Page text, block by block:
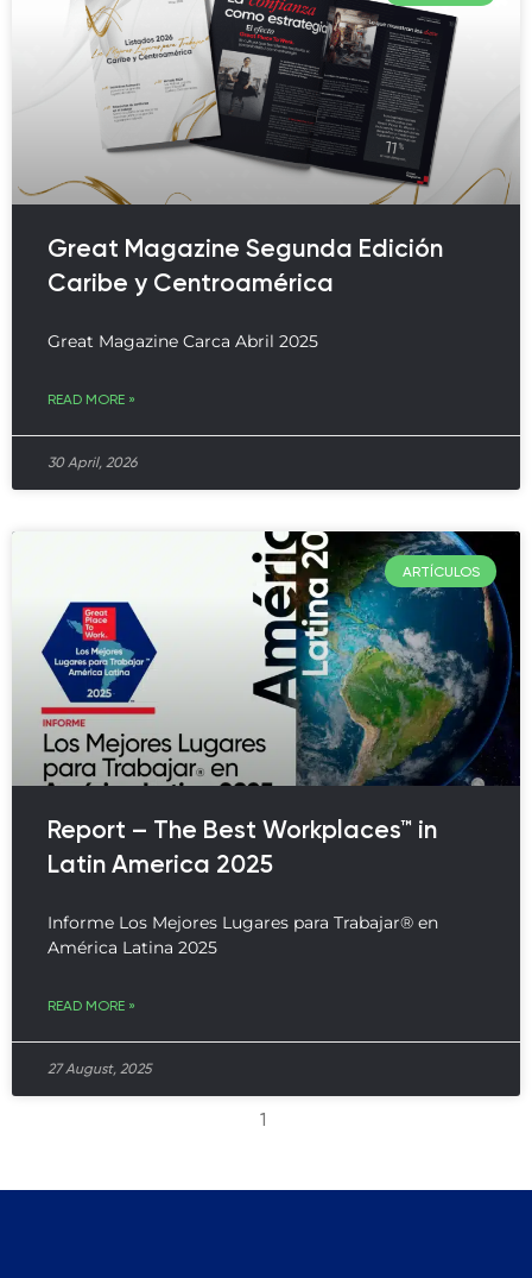
Great Magazine Segunda Edición
Caribe y Centroamérica
Great Magazine Carca Abril 2025
READ MORE »
30 April, 2026
ARTÍCULOS
Report – The Best Workplaces™ in
Latin America 2025
Informe Los Mejores Lugares para Trabajar® en
América Latina 2025
READ MORE »
27 August, 2025
1